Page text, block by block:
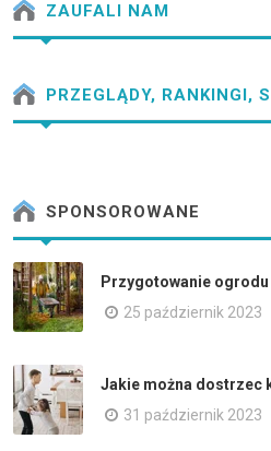
ZAUFALI NAM
PRZEGLĄDY, RANKINGI,
SPONSOROWANE
Przygotowanie
25 październik 2023
Jakie można dostrzec
31 październik 2023